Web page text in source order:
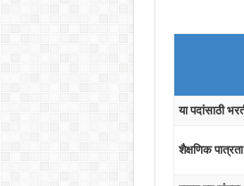
या पदांसाठी
शैक्षणिक